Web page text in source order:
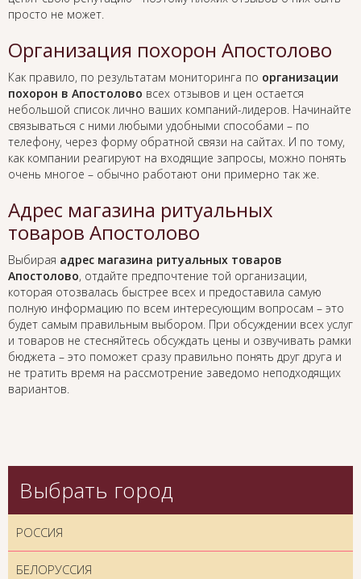
просто не может.
Организация похорон Апостолово
Как правило, по результатам мониторинга по организации
похорон в Апостолово всех отзывов и цен остается
небольшой список лично ваших компаний-лидеров. Начинайте
связываться с ними любыми удобными способами – по
телефону, через форму обратной связи на сайтах. И по тому,
как компании реагируют на входящие запросы, можно понять
очень многое – обычно работают они примерно так же.
Адрес магазина ритуальных
товаров Апостолово
Выбирая адрес магазина ритуальных товаров
Апостолово, отдайте предпочтение той организации,
которая отозвалась быстрее всех и предоставила самую
полную информацию по всем интересующим вопросам – это
будет самым правильным выбором. При обсуждении всех услуг
и товаров не стесняйтесь обсуждать цены и озвучивать рамки
бюджета – это поможет сразу правильно понять друг друга и
не тратить время на рассмотрение заведомо неподходящих
вариантов.
Выбрать город
РОССИЯ
БЕЛОРУССИЯ